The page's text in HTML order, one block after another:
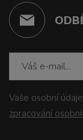
Vaše osobní
zpracování